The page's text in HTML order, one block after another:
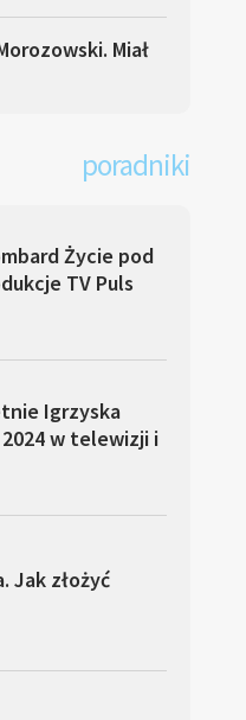
Miał
poradniki
Życie pod
TV Puls
Igrzyska
w telewizji i
Jak złożyć